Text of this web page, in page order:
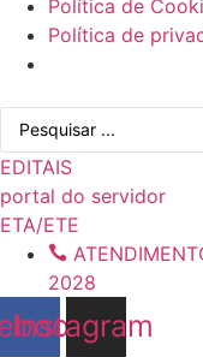
Política de
Política de
para
o
conteúdo
Pesquisar
EDITAIS
portal do servidor
ETA/ETE
2028
Instagram